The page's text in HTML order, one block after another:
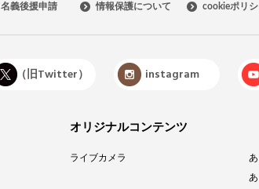
名義後援申請 情報保護について cookieポリ
X（旧Twitter） instagram
オリジナルコンテンツ
ライブカメラ